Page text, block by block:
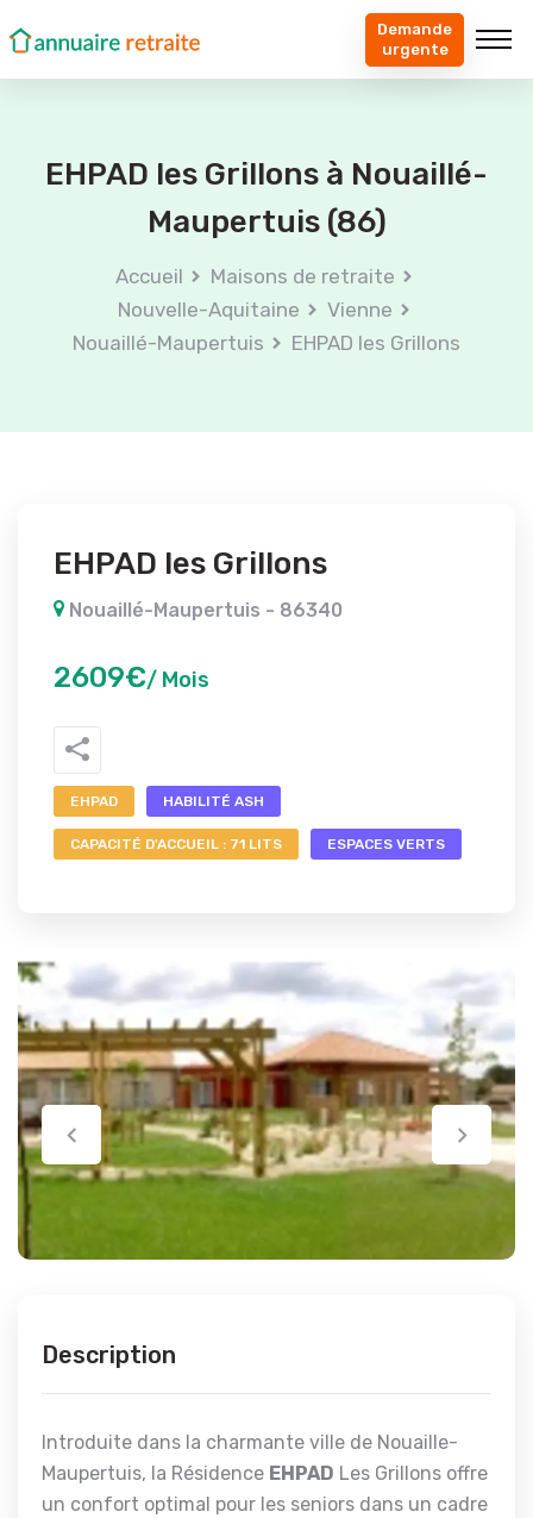
Demande
urgente
EHPAD les Grillons à Nouaillé-
Maupertuis (86)
Accueil
Maisons de retraite
Nouvelle-Aquitaine
Vienne
Nouaillé-Maupertuis
EHPAD les Grillons
EHPAD les Grillons
Nouaillé-Maupertuis - 86340
2609€/ Mois
EHPAD HABILITÉ ASH
CAPACITÉ D'ACCUEIL : 71 LITS ESPACES VERTS
Description
Introduite dans la charmante ville de Nouaille-
Maupertuis, la Résidence EHPAD Les Grillons offre
un confort optimal pour les seniors dans un cadre